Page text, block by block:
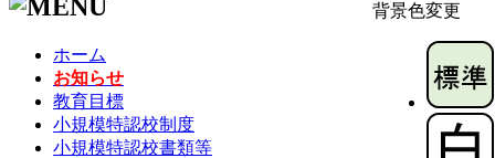
背景色変更
ホーム
お知らせ
教育目標
小規模特認校制度
小規模特認校書類等